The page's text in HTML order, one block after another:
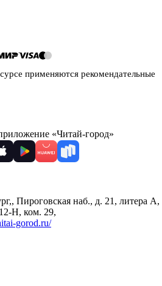
применяются рекомендательные
«Читай-город»
, Пироговская наб., д. 21, литера А,
Н, ком. 29,
gorod.ru/